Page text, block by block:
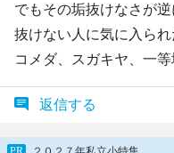
でもその垢抜けなさが
抜けない人に気に入られ
コメダ、スガキヤ、一
返信する